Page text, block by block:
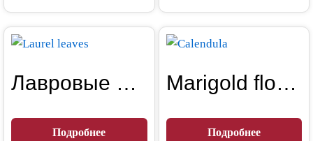
Лавровые листья
Подробнее
Marigold flowers – Calendula
Подробнее